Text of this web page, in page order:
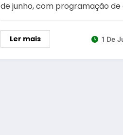
de junho, com programação de
Ler mais 1 De